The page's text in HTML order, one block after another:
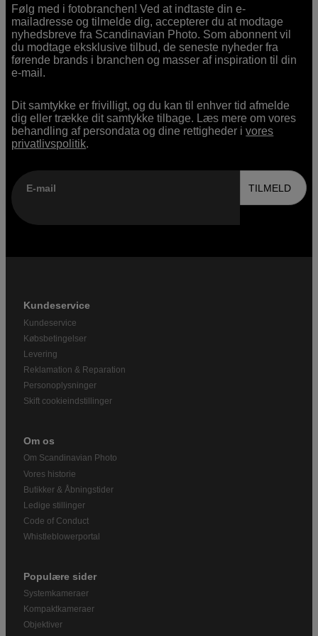
Følg med i fotobranchen! Ved at indtaste din e-
mailadresse og tilmelde dig, accepterer du at modtage
nyhedsbreve fra Scandinavian Photo. Som abonnent vil
du modtage eksklusive tilbud, de seneste nyheder fra
førende brands i branchen og masser af inspiration til din
e-mail.
Dit samtykke er frivilligt, og du kan til enhver tid afmelde
dig eller trække dit samtykke tilbage. Læs mere om vores
behandling af persondata og dine rettigheder ivores
privatlivspolitik.
E-mail TILMELD
Kundeservice
Kundeservice
Købsbetingelser
Levering
Reklamation & Reparation
Personoplysninger
Skift cookieindstillinger
Om os
Om Scandinavian Photo
Vores historie
Butikker & Åbningstider
Ledige stillinger
Code of Conduct
Whistleblowerportal
Populære sider
Systemkameraer
Kompaktkameraer
Objektiver